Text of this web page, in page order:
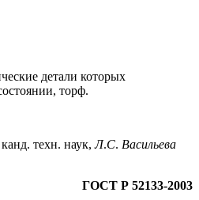
детали которых
торф.
канд. техн. наук,Л.С. Васильева
ГОСТ Р 52133-2003